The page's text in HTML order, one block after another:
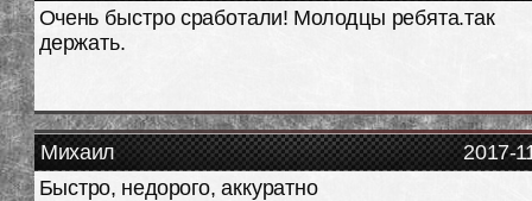
Очень быстро сработали! Молодцы ребята.так
держать.
2017-
Михаил
Быстро, недорого, аккуратно